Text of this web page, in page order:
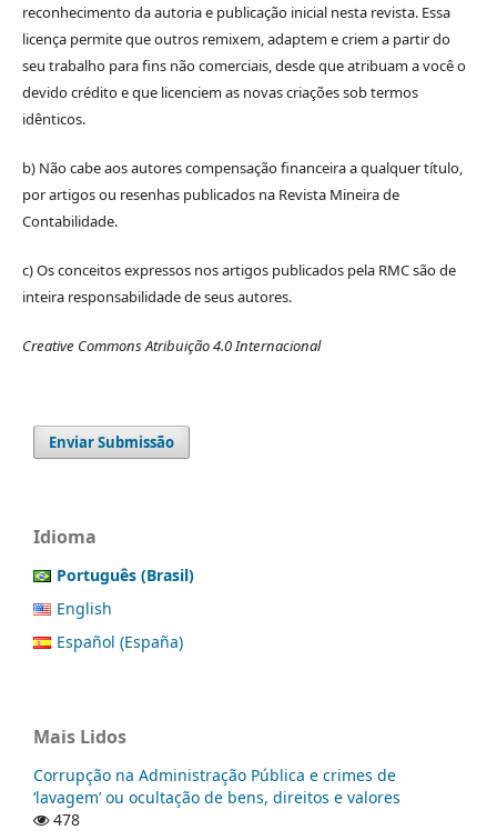
reconhecimento da autoria e publicação inicial nesta revista. Essa
licença permite que outros remixem, adaptem e criem a partir do
seu trabalho para fins não comerciais, desde que atribuam a você o
devido crédito e que licenciem as novas criações sob termos
idênticos.
b) Não cabe aos autores compensação financeira a qualquer título,
por artigos ou resenhas publicados na Revista Mineira de
Contabilidade.
c) Os conceitos expressos nos artigos publicados pela RMC são de
inteira responsabilidade de seus autores.
Creative Commons Atribuição 4.0 Internacional
Enviar Submissão
Idioma
Português (Brasil)
English
Español (España)
Mais Lidos
Corrupção na Administração Pública e crimes de
‘lavagem’ ou ocultação de bens, direitos e valores
478